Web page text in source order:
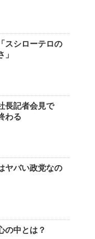
スシローテロの
長記者会見で
わる
ヤバい政党なの
の中とは？